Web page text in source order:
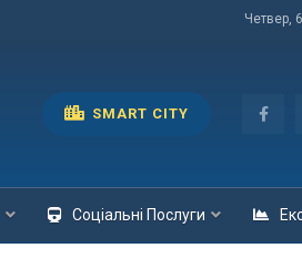
Четвер,
SMART CITY
Соціальні Послуги